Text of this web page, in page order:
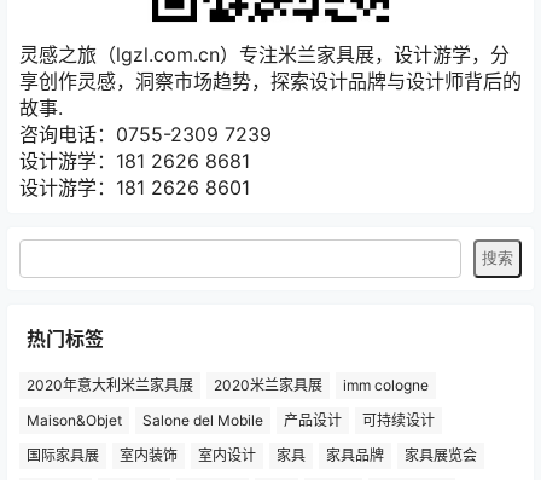
灵感之旅（lgzl.com.cn）专注米兰家具展，设计游学，分
享创作灵感，洞察市场趋势，探索设计品牌与设计师背后的
故事.
咨询电话：0755-2309 7239
设计游学：181 2626 8681
设计游学：181 2626 8601
热门标签
2020年意大利米兰家具展 2020米兰家具展
imm cologne
Maison&Objet
Salone del Mobile 产品设计
可持续设计
国际家具展
室内装饰 室内设计 家具 家具品牌 家具展览会